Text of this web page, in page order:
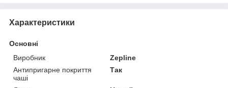
Характеристики
Основні
Виробник
Zepline
Антипригарне покриття
чаші
Так